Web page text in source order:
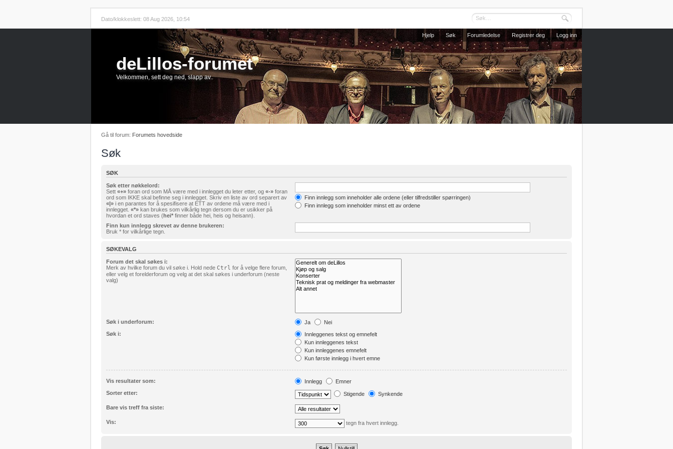
Dato/klokkeslett: 08 Aug 2026, 10:54
Hjelp Søk Forumledelse Registrer deg Logg inn
deLillos-forumet
Velkommen, sett deg ned, slapp av..
Gå til forum: Forumets hovedside
Søk
SØK
Søk etter nøkkelord:
Sett «+» foran ord som MÅ være med i innlegget du leter etter, og «-» foran
ord som IKKE skal befinne seg i innlegget. Skriv en liste av ord separert av
«|» i en parantes for å spesifisere at ETT av ordene må være med i
innlegget. «*» kan brukes som vilkårlig tegn dersom du er usikker på
hvordan et ord staves (hei* finner både hei, heis og heisann).
Finn innlegg som inneholder alle ordene (eller tilfredstiller spørringen)
Finn innlegg som inneholder minst ett av ordene
Finn kun innlegg skrevet av denne brukeren:
Bruk * for vilkårlige tegn.
SØKEVALG
Forum det skal søkes i:
Merk av hvilke forum du vil søke i. Hold nede Ctrl for å velge flere forum,
eller velg et forelderforum og velg at det skal søkes i underforum (neste
valg)
Søk i underforum: Ja
Nei
Søk i:
Innleggenes tekst og emnefelt
Kun innleggenes tekst
Kun innleggenes emnefelt
Kun første innlegg i hvert emne
Vis resultater som: Innlegg
Emner
Sorter etter:
Stigende Synkende
Bare vis treff fra siste:
Vis: tegn fra hvert innlegg.